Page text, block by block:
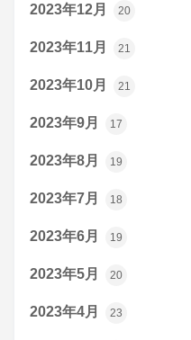
2023年12月 20
2023年11月 21
2023年10月 21
2023年9月 17
2023年8月 19
2023年7月 18
2023年6月 19
2023年5月 20
2023年4月 23